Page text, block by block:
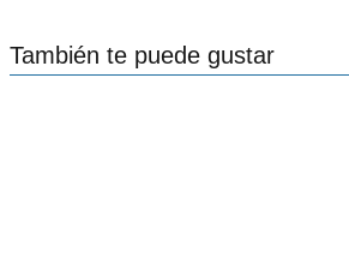
También te puede gustar